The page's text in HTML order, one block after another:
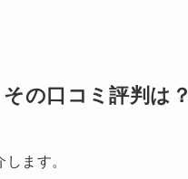
の口コミ評判は？
ます。